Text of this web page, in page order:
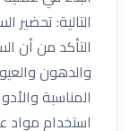
التالية:
التأكد من أن
والدهون
المناسبة
استخدام مواد